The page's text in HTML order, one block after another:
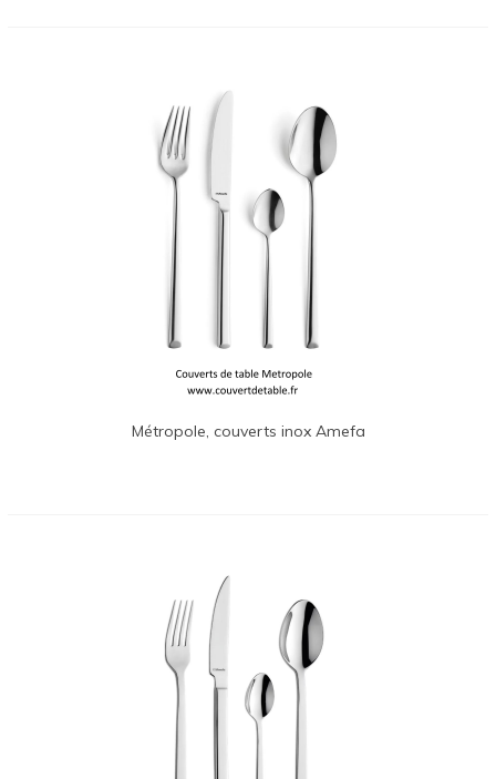
Métropole, couverts inox Amefa